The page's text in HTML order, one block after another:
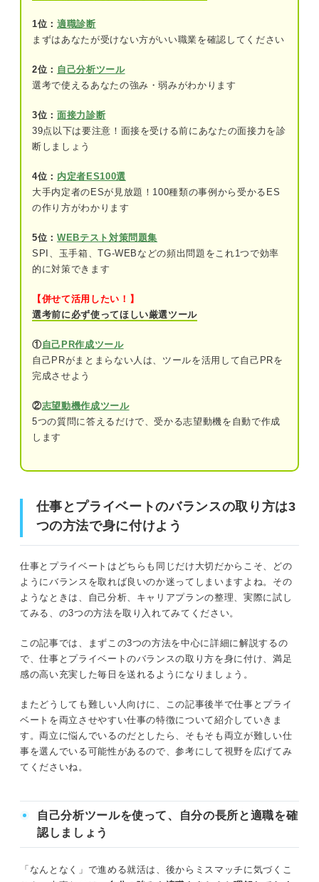
い！ 一歩ずつ問題を解消しよう
仕事とプライベートを分ける場合のメリット・デメ
リット
メリット①：人間関係のトラブルを減らせ
メリット②：決められた時間内で仕事を終
わらせるため生産性が向上する
にくいケースがある
仕事とプライベートを分けたほうが良い人の特徴3
③家族や友人との関係性を重視する人
仕事を円滑に進めやすい
メリット②：柔軟な働き方をしやすい
デメリット②：トラブルが発生した場合の
影響が大きい
仕事とプライベートを分けないほうが良い人の特徴
3つ
①一刻も早く仕事で成長したい人
②スタートアップ企業やクリエイティブな
業界で働きたい人
③落差が大きいことにストレスを感じる人
る3つの方法
方法①：自分がどんなときにストレスを感
方法②：理想のキャリアプランと自分の価
1位： 適職診断
まずはあなたが受けない方がいい職業を確認してください
2位： 自己分析ツール
選考で使えるあなたの強み・弱みがわかります
3位： 面接力診断
39点以下は要注意！面接を受ける前にあなたの面接力を診
断しましょう
4位： 内定者ES100選
大手内定者のESが見放題！100種類の事例から受かるES
の作り方がわかります
5位： WEBテスト対策問題集
SPI、玉手箱、TG-WEBなどの頻出問題をこれ1つで効率
的に対策できます
【併せて活用したい！】
選考前に必ず使ってほしい厳選ツール
①自己PR作成ツール
自己PRがまとまらない人は、ツールを活用して自己PRを
完成させよう
②志望動機作成ツール
5つの質問に答えるだけで、受かる志望動機を自動で作成
します
仕事とプライベートのバランスの取り方は3
つの方法で身に付けよう
仕事とプライベートはどちらも同じだけ大切だからこそ、どの
ようにバランスを取れば良いのか迷ってしまいますよね。その
ようなときは、自己分析、キャリアプランの整理、実際に試し
てみる、の3つの方法を取り入れてみてください。
この記事では、まずこの3つの方法を中心に詳細に解説するの
で、仕事とプライベートのバランスの取り方を身に付け、満足
感の高い充実した毎日を送れるようになりましょう。
またどうしても難しい人向けに、この記事後半で仕事とプライ
ベートを両立させやすい仕事の特徴について紹介していきま
す。両立に悩んでいるのだとしたら、そもそも両立が難しい仕
事を選んでいる可能性があるので、参考にして視野を広げてみ
てくださいね。
自己分析ツールを使って、自分の長所と適職を確
認しましょう
「なんとなく」で進める就活は、後からミスマッチに気づくこ
に付けよう
仕事とプライベートのバランスについて悩む人が知ってお
くべき考え方
仕事とプライベートの適切なバランスは人それぞれ
どちらを優先しても間違いではない
歩ずつ問題を解消しよう
仕事とプライベートを分ける場合のメリット・デメリット
メリット①：人間関係のトラブルを減らせる
メリット②：決められた時間内で仕事を終わらせるため生産性
が向上する
デメリット②：キャリアの機会を逃す可能性がある